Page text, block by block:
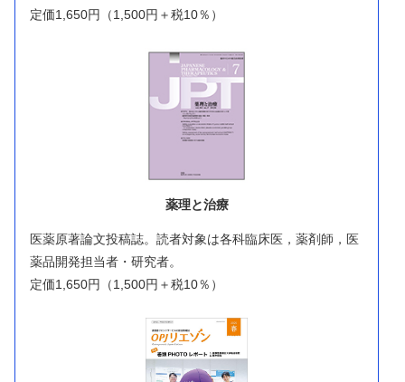
定価1,650円（1,500円＋税10％）
薬理と治療
医薬原著論文投稿誌。読者対象は各科臨床医，薬剤師，医
薬品開発担当者・研究者。
定価1,650円（1,500円＋税10％）